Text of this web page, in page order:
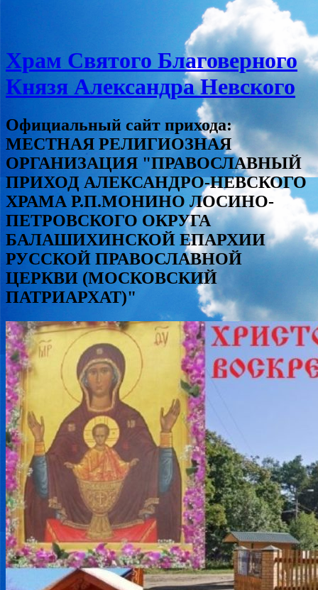
Храм Святого Благоверного
Князя Александра Невского
Официальный сайт прихода:
МЕСТНАЯ РЕЛИГИОЗНАЯ
ОРГАНИЗАЦИЯ "ПРАВОСЛАВНЫЙ
ПРИХОД АЛЕКСАНДРО-НЕВСКОГО
ХРАМА Р.П.МОНИНО ЛОСИНО-
ПЕТРОВСКОГО ОКРУГА
БАЛАШИХИНСКОЙ ЕПАРХИИ
РУССКОЙ ПРАВОСЛАВНОЙ
ЦЕРКВИ (МОСКОВСКИЙ
ПАТРИАРХАТ)"